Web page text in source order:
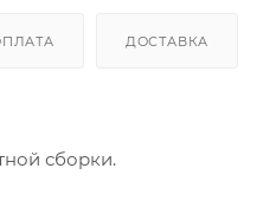
ДОСТАВКА
сборки.